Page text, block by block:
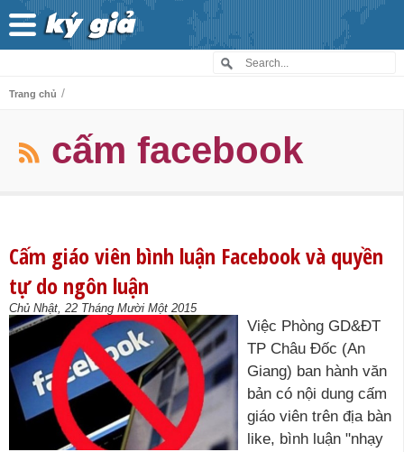
Trang chủ /
cấm facebook
Cấm giáo viên bình luận Facebook và quyền
tự do ngôn luận
Chủ Nhật, 22 Tháng Mười Một 2015
Việc Phòng GD&ĐT
TP Châu Đốc (An
Giang) ban hành văn
bản có nội dung cấm
giáo viên trên địa bàn
like, bình luận "nhạy